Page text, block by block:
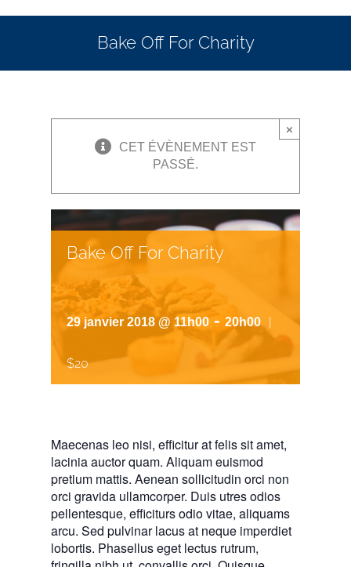
Bake Off For Charity
×
CET ÉVÈNEMENT EST
PASSÉ.
Bake Off For Charity
29 janvier 2018 @ 11h00 - 20h00 |
$20
Maecenas leo nisi, efficitur at felis sit amet,
lacinia auctor quam. Aliquam euismod
pretium mattis. Aenean sollicitudin orci non
orci gravida ullamcorper. Duis utres odios
pellentesque, efficiturs odio vitae, aliquams
arcu. Sed pulvinar lacus at neque imperdiet
lobortis. Phasellus eget lectus rutrum,